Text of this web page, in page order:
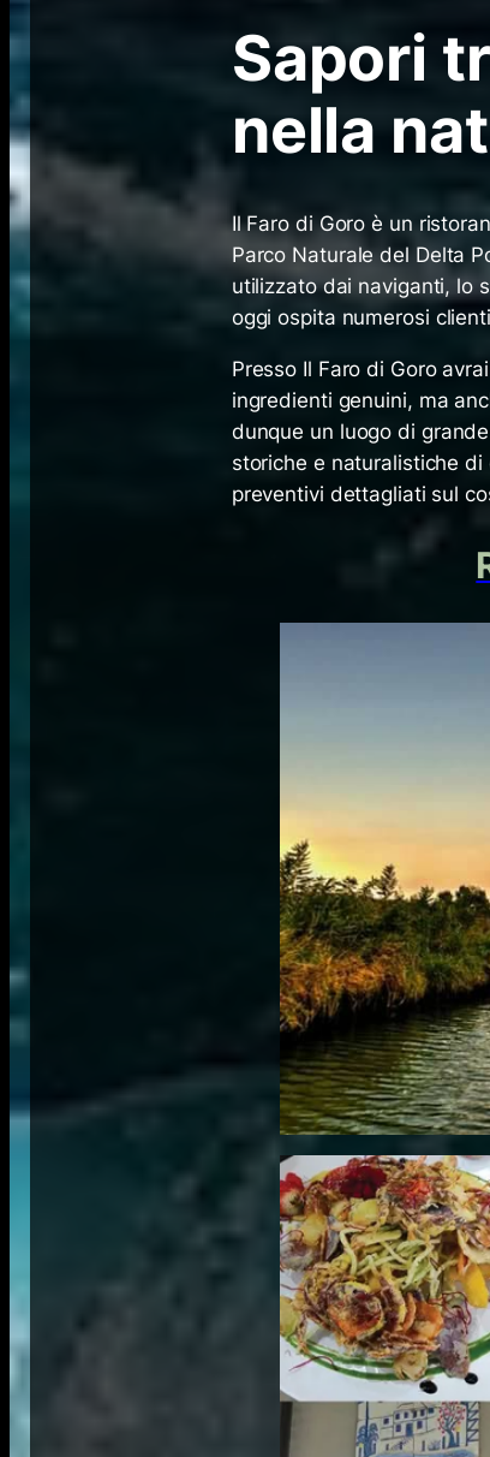
Sapori
nella
Il Faro di Goro è un
Parco Naturale del Delta
utilizzato dai naviganti, lo
oggi ospita numerosi
Presso Il Faro di Goro
ingredienti genuini, ma
dunque un luogo di
storiche e naturalistiche di
preventivi dettagliati sul